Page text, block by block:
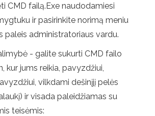
CMD failą.Exe naudodamiesi
ir pasirinkite norimą meniu
paleis administratoriaus vardu.
- galite sukurti CMD failo
kur jums reikia, pavyzdžiui,
vilkdami dešinįjį pelės
ir visada paleidžiamas su
teisėmis: